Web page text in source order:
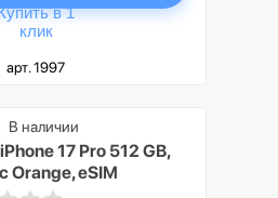
в 1
клик
арт. 1997
17 Pro 512 GB,
Orange, eSIM
В наличии